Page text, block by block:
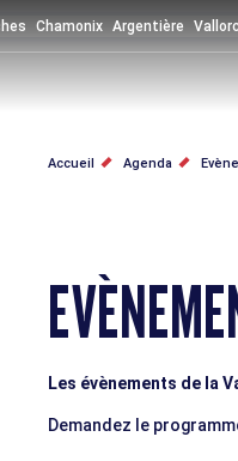
Chamonix Argentière
FILAccueil Agenda
Les évènements de la
Demandez le